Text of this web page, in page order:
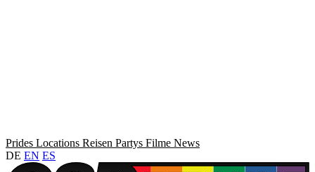
Prides Locations Reisen Partys Filme News
DE EN ES